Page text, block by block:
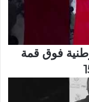
فوق قمة